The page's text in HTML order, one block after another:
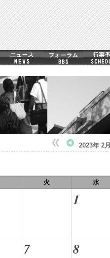
2023年 2月
火 水
1
7 8